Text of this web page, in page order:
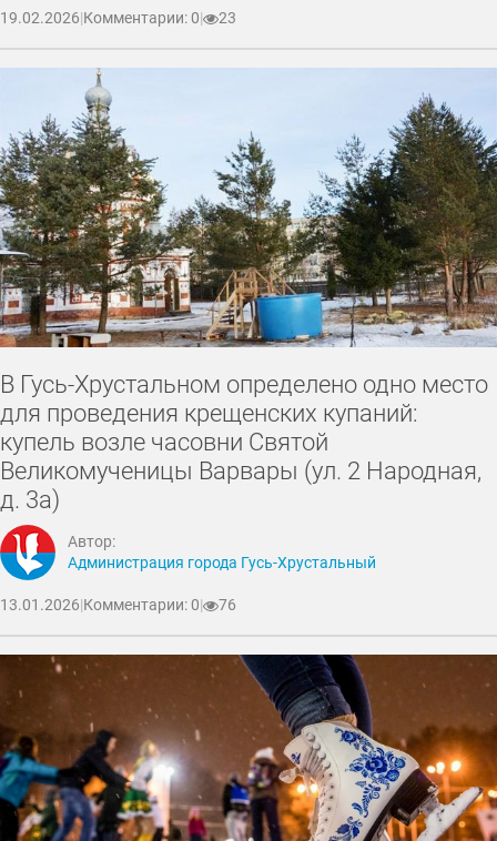
19.02.2026|Комментарии: 0| 23
В Гусь-Хрустальном определено одно место
для проведения крещенских купаний:
купель возле часовни Святой
Великомученицы Варвары (ул. 2 Народная,
д. 3а)
Автор:
Администрация города Гусь-Хрустальный
13.01.2026|Комментарии: 0| 76